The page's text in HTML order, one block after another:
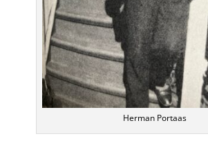
Herman Portaas